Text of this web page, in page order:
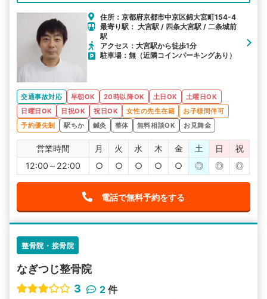
住所：京都府京都市中京区錦大宮町154-4
最寄り駅： 大宮駅 / 四条大宮駅 / 二条城前
駅
アクセス：大宮駅から徒歩1分
駐車場：無（近隣コインパーキングあり）
交通事故対応 早朝OK 20時以降OK 土日OK
土曜日OK
日曜日OK
日祝OK 祝日OK 女性の先生在籍
お子様同伴可
予約優先制
駅ちか 鍼灸 整体 無料相談OK お見舞金
営業時間 月 火 水 木 金 土 日
祝
12:00～22:00
○ ○ ○ ○ ○ ◎ ◎ ◎
電話で無料予約をする
整骨院・接骨院
なぎつじ整骨院
3
2 件